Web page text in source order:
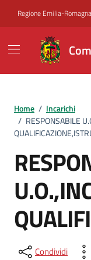
Regione Emilia-Romagna
Home / Incarichi
/ RESPONSABILE
Condividi